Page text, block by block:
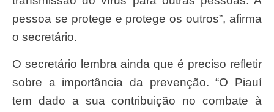
pessoa se protege e protege os outros”, afirma
o secretário.
O secretário lembra ainda que é preciso refletir
sobre a importância da prevenção. “O Piauí
tem dado a sua contribuição no combate à